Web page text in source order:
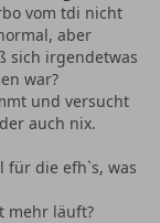
vom tdi nicht
aber
sich irgendetwas
war?
und versucht
auch nix.
die efh`s, was
mehr läuft?